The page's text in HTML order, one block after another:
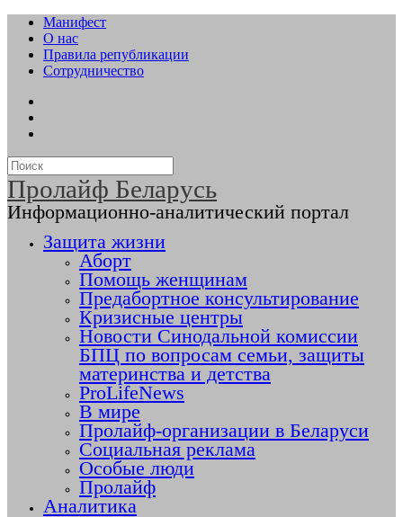
Манифест
О нас
Правила републикации
Сотрудничество
Пролайф Беларусь
Информационно-аналитический портал
Защита жизни
Аборт
Помощь женщинам
Предабортное консультирование
Кризисные центры
Новости Синодальной комиссии
БПЦ по вопросам семьи, защиты
материнства и детства
ProLifeNews
В мире
Пролайф-организации в Беларуси
Социальная реклама
Особые люди
Пролайф
Аналитика